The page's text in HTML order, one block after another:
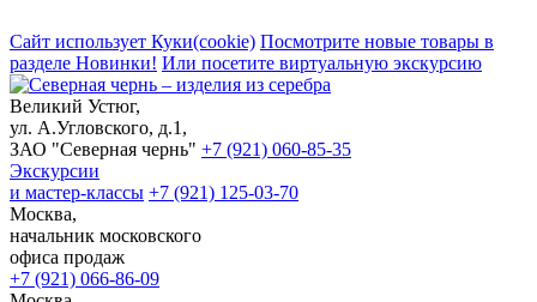
Сайт использует Куки(cookie) Посмотрите новые товары в
разделе Новинки! Или посетите виртуальную экскурсию
Великий Устюг,
ул. А.Угловского, д.1,
ЗАО "Северная чернь" +7 (921) 060-85-35
Экскурсии
и мастер-классы +7 (921) 125-03-70
Москва,
начальник московского
офиса продаж
+7 (921) 066-86-09